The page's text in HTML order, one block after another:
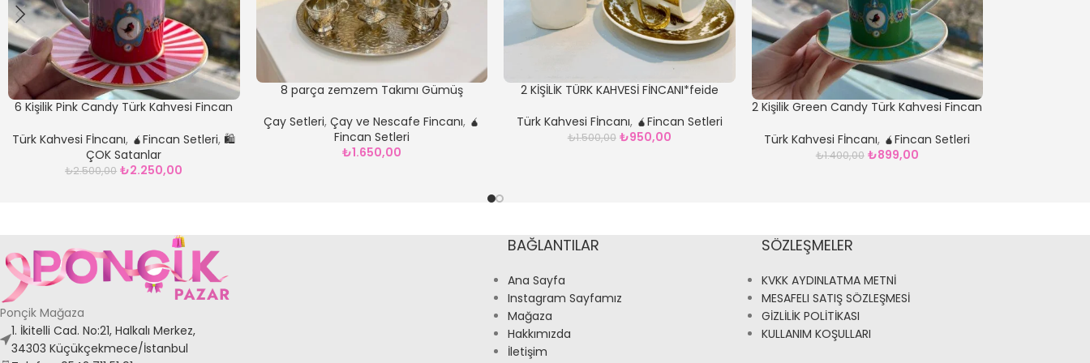
6 Kişilik Pink Candy Türk Kahvesi Fincan
Türk Kahvesi Fİncanı, 🧉Fincan Setleri, 🛍️
ÇOK Satanlar
₺2.500,00 ₺2.250,00
8 parça zemzem Takımı Gümüş
Çay Setleri, Çay ve Nescafe Fincanı, 🧉
Fincan Setleri
₺1.650,00
2 KİŞİLİK TÜRK KAHVESİ FİNCANI*feide
Türk Kahvesi Fİncanı, 🧉Fincan Setleri
₺1.500,00 ₺950,00
2 Kişilik Green Candy Türk Kahvesi Fincan
Türk Kahvesi Fİncanı, 🧉Fincan Setleri
₺1.400,00 ₺899,00
Ponçik Mağaza
1. İkitelli Cad. No:21, Halkalı Merkez,
34303 Küçükçekmece/İstanbul
BAĞLANTILAR
Ana Sayfa
Instagram Sayfamız
Mağaza
Hakkımızda
İletişim
SÖZLEŞMELER
KVKK AYDINLATMA METNİ
MESAFELI SATIŞ SÖZLEŞMESİ
GİZLİLİK POLİTİKASI
KULLANIM KOŞULLARI